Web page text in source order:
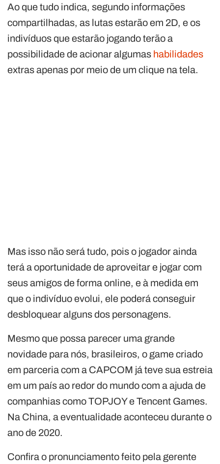
Ao que tudo indica, segundo informações
compartilhadas, as lutas estarão em 2D, e os
indivíduos que estarão jogando terão a
possibilidade de acionar algumas habilidades
extras apenas por meio de um clique na tela.
Mas isso não será tudo, pois o jogador ainda
terá a oportunidade de aproveitar e jogar com
seus amigos de forma online, e à medida em
que o indivíduo evolui, ele poderá conseguir
desbloquear alguns dos personagens.
Mesmo que possa parecer uma grande
novidade para nós, brasileiros, o game criado
em parceria com a CAPCOM já teve sua estreia
em um país ao redor do mundo com a ajuda de
companhias como TOPJOY e Tencent Games.
Na China, a eventualidade aconteceu durante o
ano de 2020.
Confira o pronunciamento feito pela gerente